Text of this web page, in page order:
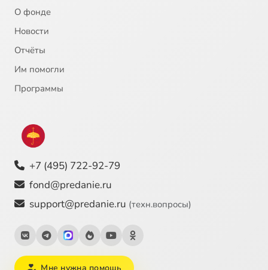
О фонде
Новости
Отчёты
Им помогли
Программы
+7 (495) 722-92-79
fond@predanie.ru
support@predanie.ru (техн.вопросы)